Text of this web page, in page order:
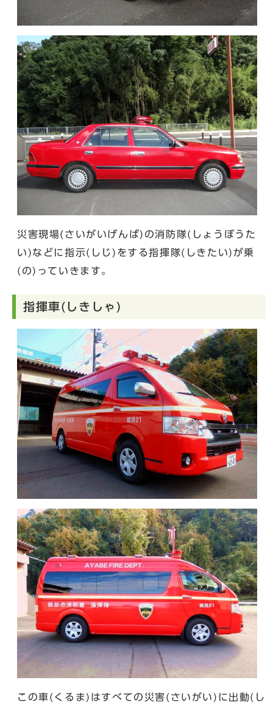
災害現場(さいがいげんば)の消防隊(しょうぼうた
い)などに指示(しじ)をする指揮隊(しきたい)が乗
(の)っていきます。
指揮車(しきしゃ)
この車(くるま)はすべての災害(さいがい)に出動(し